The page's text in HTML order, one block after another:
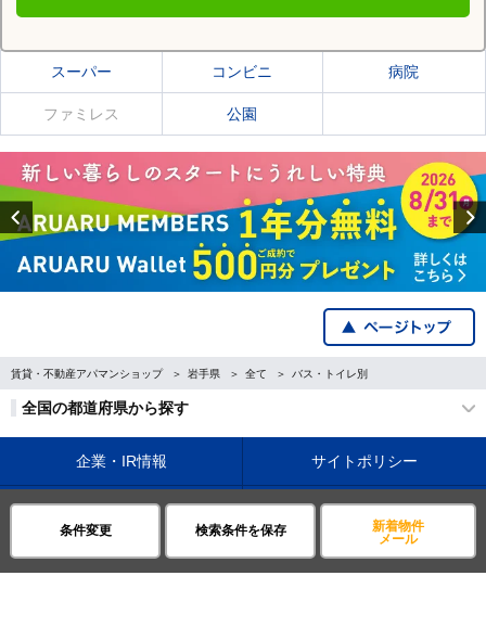
条件変更 検索条件を保存
新着物件
メール
滝沢市の施設一覧
スーパー コンビニ 病院
ファミレス 公園
Previous
賃貸・不動産アパマンショップ 岩手県 全て バス・トイレ別
全国の都道府県から探す
企業・IR情報 サイトポリシー
プライバシーポリシー 運営会社について
©APAMAN Co.,Ltd.